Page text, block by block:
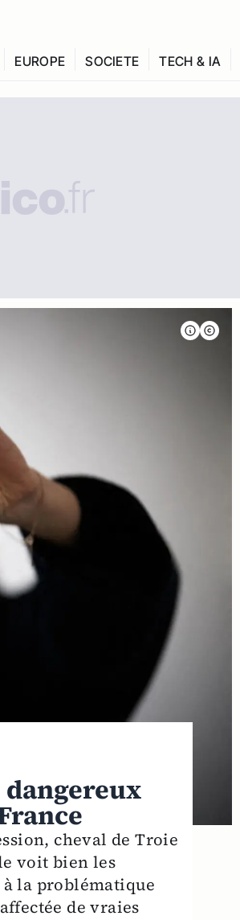
EUROPE SOCIETE TECH & IA
dangereux
cheval de Troie
voit bien les
la problématique
de vraies